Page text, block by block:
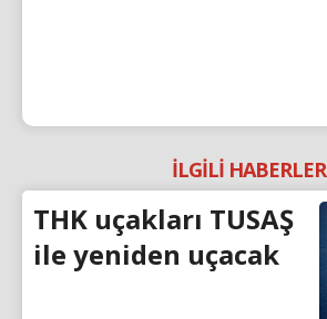
İLGİLİ HABERLER
THK uçakları TUSAŞ
ile yeniden uçacak